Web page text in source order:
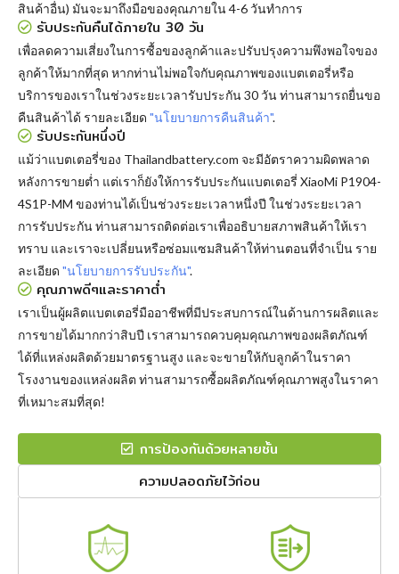
สินค้าอื่น) มันจะมาถึงมือของคุณภายใน 4-6 วันทำการ
รับประกันคืนได้ภายใน 30 วัน
เพื่อลดความเสี่ยงในการซื้อของลูกค้าและปรับปรุงความพึงพอใจของ
ลูกค้าให้มากที่สุด หากท่านไม่พอใจกับคุณภาพของแบตเตอรี่หรือ
บริการของเราในช่วงระยะเวลารับประกัน 30 วัน ท่านสามารถยื่นขอ
คืนสินค้าได้ รายละเอียด "นโยบายการคืนสินค้า".
รับประกันหนึ่งปี
แม้ว่าแบตเตอรี่ของ Thailandbattery.com จะมีอัตราความผิดพลาด
หลังการขายต่ำ แต่เราก็ยังให้การรับประกันแบตเตอรี่ XiaoMi P1904-
4S1P-MM ของท่านได้เป็นช่วงระยะเวลาหนึ่งปี ในช่วงระยะเวลา
การรับประกัน ท่านสามารถติดต่อเราเพื่ออธิบายสภาพสินค้าให้เรา
ทราบ และเราจะเปลี่ยนหรือซ่อมแซมสินค้าให้ท่านตอนที่จำเป็น ราย
ละเอียด "นโยบายการรับประกัน".
คุณภาพดีๆและราคาต่ำ
เราเป็นผู้ผลิตแบตเตอรี่มืออาชีพที่มีประสบการณ์ในด้านการผลิตและ
การขายได้มากกว่าสิบปี เราสามารถควบคุมคุณภาพของผลิตภัณฑ์
ได้ที่แหล่งผลิตด้วยมาตรฐานสูง และจะขายให้กับลูกค้าในราคา
โรงงานของแหล่งผลิต ท่านสามารถซื้อผลิตภัณฑ์คุณภาพสูงในราคา
ที่เหมาะสมที่สุด!
การป้องกันด้วยหลายชั้น
ความปลอดภัยไว้ก่อน